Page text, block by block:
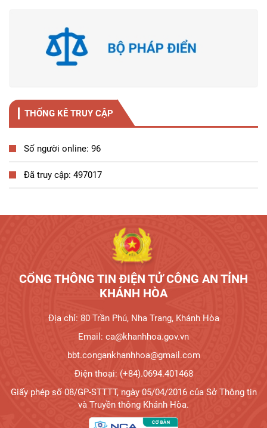
THỐNG KÊ TRUY CẬP
Số người online: 96
Đã truy cập: 497017
CỔNG THÔNG TIN ĐIỆN TỬ CÔNG AN TỈNH
KHÁNH HÒA
Địa chỉ: 80 Trần Phú, Nha Trang, Khánh Hòa
Email: ca@khanhhoa.gov.vn
bbt.congankhanhhoa@gmail.com
Điện thoại: (+84).0694.401468
Giấy phép số 08/GP-STTTT, ngày 05/04/2016 của Sở Thông tin
và Truyền thông Khánh Hòa.